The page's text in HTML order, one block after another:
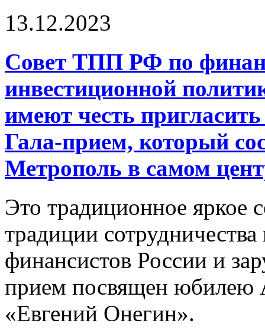
13.12.2023
Совет ТПП РФ по
инвестиционной
имеют честь
Гала-прием, который
Метрополь в самом
Это традиционное яркое
традиции
финансистов России и
прием посвящен юбилею
«Евгений Онегин».